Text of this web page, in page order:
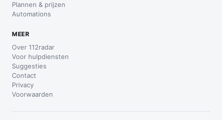
Plannen & prijzen
Automations
MEER
Over 112radar
Voor hulpdiensten
Suggesties
Contact
Privacy
Voorwaarden